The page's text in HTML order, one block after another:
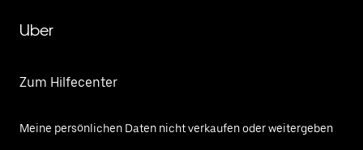
Uber
Zum Hilfecenter
Meine persönlichen Daten nicht verkaufen oder weitergeben